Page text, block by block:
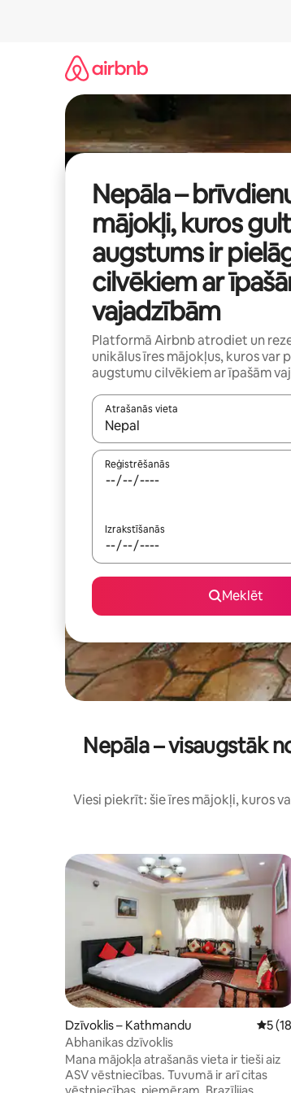
Nepāla –
mājokļi, kuros
augstums ir
cilvēkiem ar
vajadzībām
Platformā Airbnb atrodiet un
unikālus īres mājokļus, kuros var
augstumu cilvēkiem ar īpašām
Atrašanās vieta
Kad rezultāti kļūs pieejami,
Reģistrēšanās
Izrakstīšanās
Meklēt
Nepāla – visaugstāk
Viesi piekrīt: šie īres mājokļi, kuros
Dzīvoklis – Kathmandu
5
Abhanikas dzīvoklis
Mana mājokļa atrašanās vieta ir tieši aiz
ASV vēstniecības. Tuvumā ir arī citas